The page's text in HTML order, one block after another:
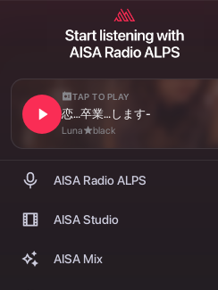
TAP TO PLAY
恋…卒業…します-
Luna★black
AISA Radio ALPS
AISA Studio
AISA Mix